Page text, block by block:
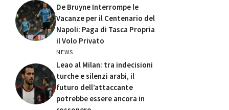
De Bruyne Interrompe le
Vacanze per il Centenario del
Napoli: Paga di Tasca Propria
il Volo Privato
NEWS
Leao al Milan: tra indecisioni
turche e silenzi arabi, il
futuro dell’attaccante
potrebbe essere ancora in